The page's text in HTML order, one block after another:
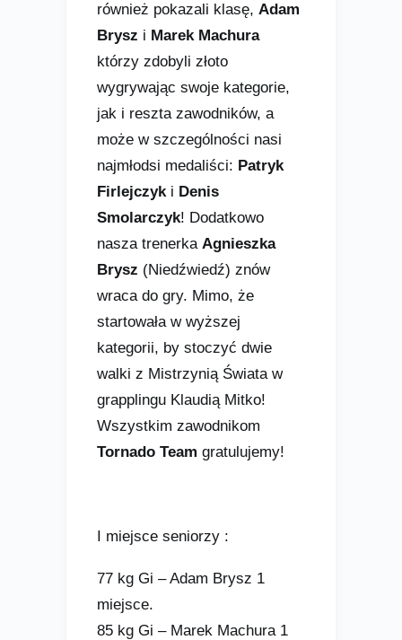
również pokazali klasę, Adam
Brysz i Marek Machura
którzy zdobyli złoto
wygrywając swoje kategorie,
jak i reszta zawodników, a
może w szczególności nasi
najmłodsi medaliści: Patryk
Firlejczyk i Denis
Smolarczyk! Dodatkowo
nasza trenerka Agnieszka
Brysz (Niedźwiedź) znów
wraca do gry. Mimo, że
startowała w wyższej
kategorii, by stoczyć dwie
walki z Mistrzynią Świata w
grapplingu Klaudią Mitko!
Wszystkim zawodnikom
Tornado Team gratulujemy!
I miejsce seniorzy :
77 kg Gi – Adam Brysz 1
miejsce.
85 kg Gi – Marek Machura 1